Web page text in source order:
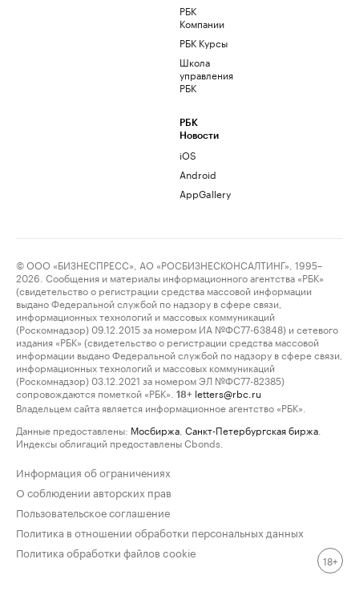
РБК
Компании
РБК Курсы
Школа
управления
РБК
РБК
Новости
iOS
Android
AppGallery
© ООО «БИЗНЕСПРЕСС», АО «РОСБИЗНЕСКОНСАЛТИНГ», 1995–
2026. Сообщения и материалы информационного агентства «РБК»
(свидетельство о регистрации средства массовой информации
выдано Федеральной службой по надзору в сфере связи,
информационных технологий и массовых коммуникаций
(Роскомнадзор) 09.12.2015 за номером ИА №ФС77-63848) и сетевого
издания «РБК» (свидетельство о регистрации средства массовой
информации выдано Федеральной службой по надзору в сфере связи,
информационных технологий и массовых коммуникаций
(Роскомнадзор) 03.12.2021 за номером ЭЛ №ФС77-82385)
сопровождаются пометкой «РБК».
18+ letters@rbc.ru
Владельцем сайта является информационное агентство «РБК».
Данные предоставлены: Мосбиржа Санкт-Петербургская биржа
Индексы облигаций предоставлены Cbonds.
Информация об ограничениях
О соблюдении авторских прав
Пользовательское соглашение
Политика в отношении обработки персональных данных
Политика обработки файлов cookie
18+